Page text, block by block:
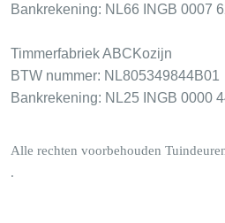
Bankrekening: NL66 INGB 0007
Timmerfabriek ABCKozijn
BTW nummer: NL805349844B01
Bankrekening: NL25 INGB 0000
Alle rechten voorbehouden
.